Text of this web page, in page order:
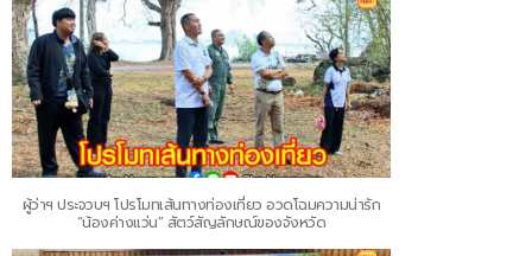
ผู้ว่าฯ ประจวบฯ โปรโมทเส้นทางท่องเที่ยว อวดโฉมความน่ารัก
“น้องค่างแว่น” สัตว์สัญลักษณ์ของจังหวัด